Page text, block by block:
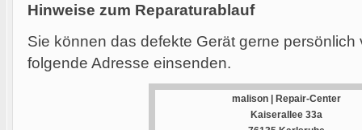
Hinweise zum Reparaturablauf
Sie können das defekte Gerät gerne
folgende Adresse einsenden.
malison | Repair-Center
Kaiserallee 33a